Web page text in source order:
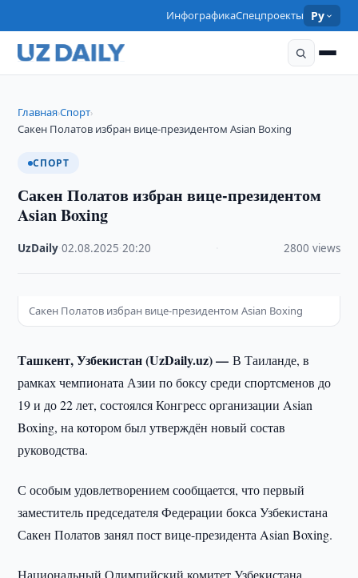
ИнфографикаСпецпроекты Ру
Главная›Спорт›
Сакен Полатов избран вице-президентом Asian Boxing
СПОРТ
Сакен Полатов избран вице-президентом
Asian Boxing
UzDaily ·02.08.2025 ·20:20 2800 views
Сакен Полатов избран вице-президентом Asian Boxing
Ташкент, Узбекистан (UzDaily.uz) —В Таиланде, в
рамках чемпионата Азии по боксу среди спортсменов до
19 и до 22 лет, состоялся Конгресс организации Asian
Boxing, на котором был утверждён новый состав
руководства.
С особым удовлетворением сообщается, что первый
заместитель председателя Федерации бокса Узбекистана
Сакен Полатов занял пост вице-президента Asian Boxing.
Национальный Олимпийский комитет Узбекистана